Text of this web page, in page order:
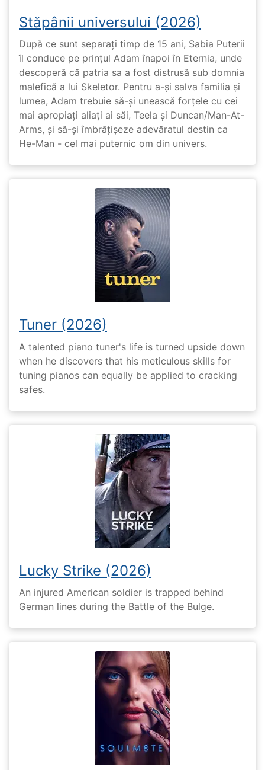
Stăpânii universului (2026)
După ce sunt separați timp de 15 ani, Sabia Puterii
îl conduce pe prințul Adam înapoi în Eternia, unde
descoperă că patria sa a fost distrusă sub domnia
malefică a lui Skeletor. Pentru a-și salva familia și
lumea, Adam trebuie să-și unească forțele cu cei
mai apropiați aliați ai săi, Teela și Duncan/Man-At-
Arms, și să-și îmbrățișeze adevăratul destin ca
He-Man - cel mai puternic om din univers.
Tuner (2026)
A talented piano tuner's life is turned upside down
when he discovers that his meticulous skills for
tuning pianos can equally be applied to cracking
safes.
Lucky Strike (2026)
An injured American soldier is trapped behind
German lines during the Battle of the Bulge.